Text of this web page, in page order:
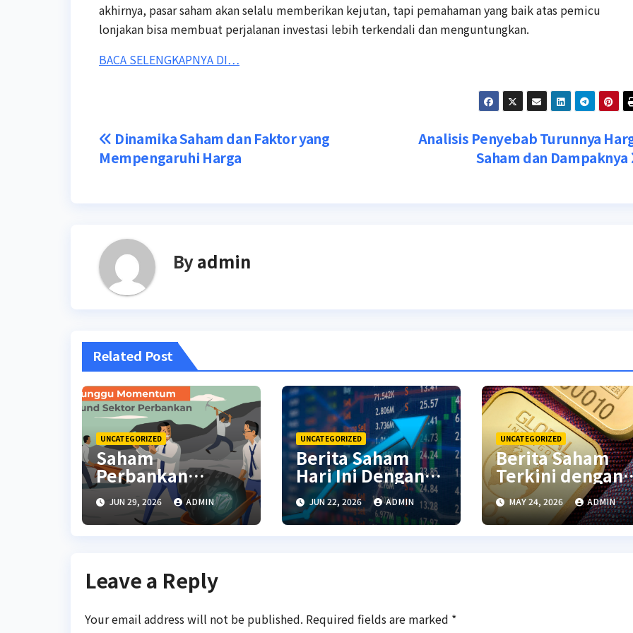
akhirnya, pasar saham akan selalu memberikan kejutan, tapi pemahaman yang baik atas pemicu
lonjakan bisa membuat perjalanan investasi lebih terkendali dan menguntungkan.
BACA SELENGKAPNYA DI…
Post
navigation
Analisis Penyebab Turunnya
Saham dan Dampaknya
Dinamika Saham dan Faktor yang
Mempengaruhi Harga
Byadmin
Related Post
UNCATEGORIZED
Saham
Perbankan
Menguat Saat
Investor Kembali
Aktif
JUN 29, 2026 ADMIN
UNCATEGORIZED
Berita Saham
Hari Ini Dengan
Analisis Pasar
Terbaru
JUN 22, 2026 ADMIN
UNCATEGORIZED
Berita Saham
Terkini dengan
Analisis Pasar
Global
MAY 24, 2026 ADMIN
Leave a Reply
Your email address will not be published. Required fields are marked *